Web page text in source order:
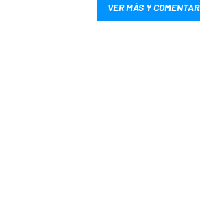
VER MÁS Y COMENTAR